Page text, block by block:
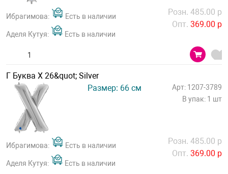
Ибрагимова: Есть в наличии
Аделя Кутуя: Есть в наличии
Розн. 485.00 р
Опт. 369.00 р
Г Буква Х 26&quot; Silver
Размер: 66 см
Арт: 1207-3789
В упак: 1 шт
Ибрагимова: Есть в наличии
Аделя Кутуя: Есть в наличии
Розн. 485.00 р
Опт. 369.00 р